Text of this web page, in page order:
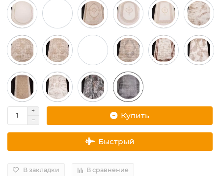
Купить
Быстрый
В закладки В сравнение